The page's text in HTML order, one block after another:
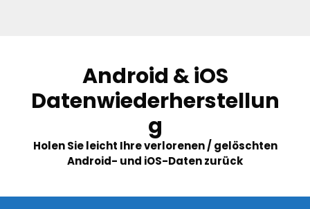
content
Android & iOS
Datenwiederherstellun
g
Holen Sie leicht Ihre verlorenen / gelöschten
Android- und iOS-Daten zurück